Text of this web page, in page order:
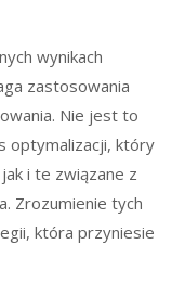
wynikach
zastosowania
Nie jest to
optymalizacji, który
i te związane z
Zrozumienie tych
która przyniesie